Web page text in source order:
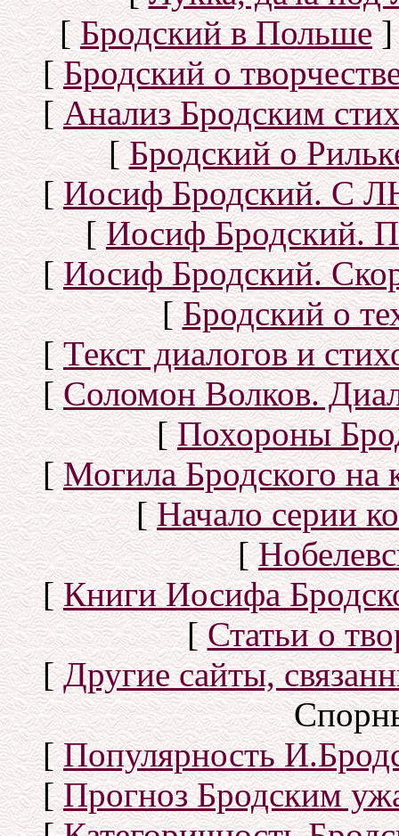
[Бродский в Польше]
[Бродский о
[Анализ Бродским
[Бродский о
[Иосиф Бродский. С
[Иосиф Бродский.
[Иосиф Бродский.
[Бродский о
[Текст диалогов и
[Соломон Волков.
[Похороны
[Могила Бродского
[Начало серии
[
[Книги Иосифа
[Статьи о
[Другие сайты,
[Популярность
[Прогноз Бродским